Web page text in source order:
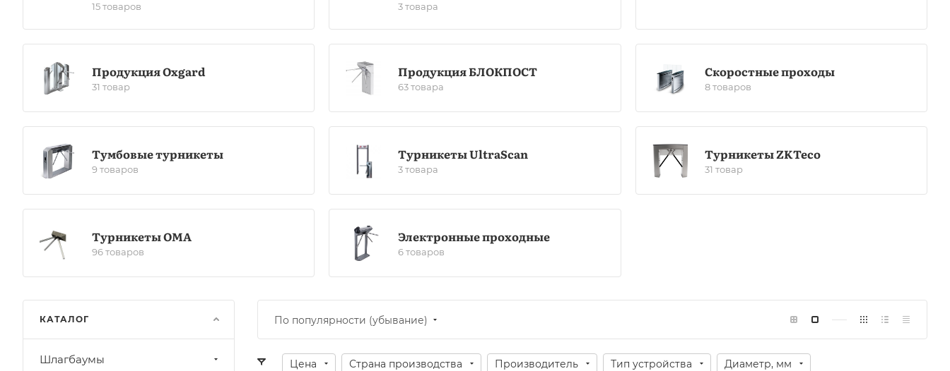
15 товаров 3 товара
Продукция Oxgard
31 товар
Продукция БЛОКПОСТ
63 товара
Скоростные проходы
8 товаров
Тумбовые турникеты
9 товаров
Турникеты UltraScan
3 товара
Турникеты ZKTeco
31 товар
Турникеты ОМА
96 товаров
Электронные проходные
6 товаров
По популярности (убывание)
Цена Страна производства Производитель Тип устройства Диаметр, мм
КАТАЛОГ
Шлагбаумы